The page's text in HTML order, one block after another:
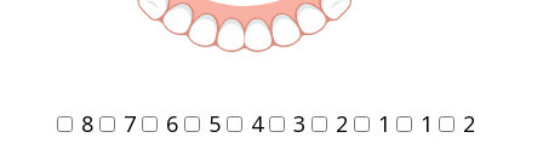
8 7 6 5 4 3 2 1 1
2